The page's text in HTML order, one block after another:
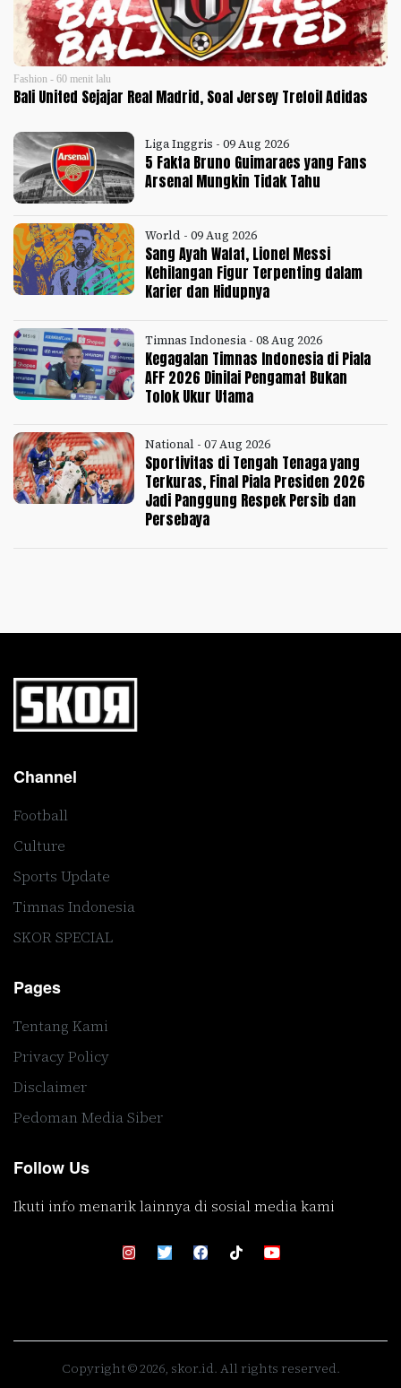
Fashion - 60 menit lalu
Bali United Sejajar Real Madrid, Soal Jersey Trefoil Adidas
Liga Inggris - 09 Aug 2026
5 Fakta Bruno Guimaraes yang Fans
Arsenal Mungkin Tidak Tahu
World - 09 Aug 2026
Sang Ayah Wafat, Lionel Messi
Kehilangan Figur Terpenting dalam
Karier dan Hidupnya
Timnas Indonesia - 08 Aug 2026
Kegagalan Timnas Indonesia di Piala
AFF 2026 Dinilai Pengamat Bukan
Tolok Ukur Utama
National - 07 Aug 2026
Sportivitas di Tengah Tenaga yang
Terkuras, Final Piala Presiden 2026
Jadi Panggung Respek Persib dan
Persebaya
Channel
Football
Culture
Sports Update
Timnas Indonesia
SKOR SPECIAL
Pages
Tentang Kami
Privacy Policy
Disclaimer
Pedoman Media Siber
Follow Us
Ikuti info menarik lainnya di sosial media kami
Copyright © 2026, skor.id. All rights reserved.